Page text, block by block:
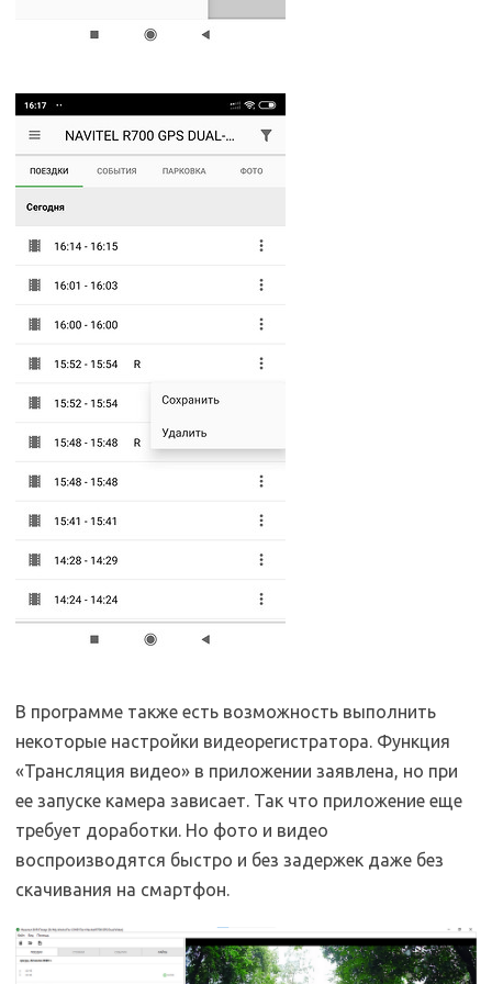
В программе также есть возможность выполнить
некоторые настройки видеорегистратора. Функция
«Трансляция видео» в приложении заявлена, но при
ее запуске камера зависает. Так что приложение еще
требует доработки. Но фото и видео
воспроизводятся быстро и без задержек даже без
скачивания на смартфон.